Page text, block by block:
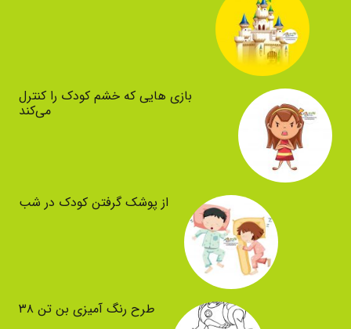
بازی هایی که خشم کودک را کنترل
می‌کند
از پوشک گرفتن کودک در شب
طرح رنگ آمیزی بن تن ۳۸